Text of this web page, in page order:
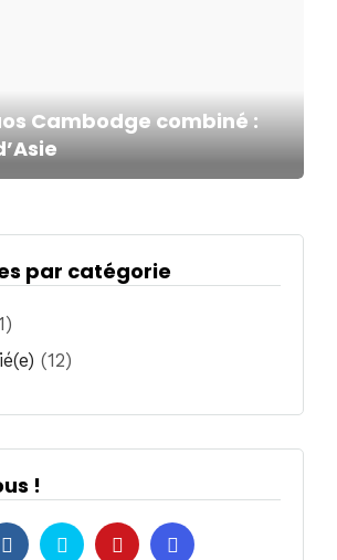
Cambodge combiné :
par catégorie
(12)
!